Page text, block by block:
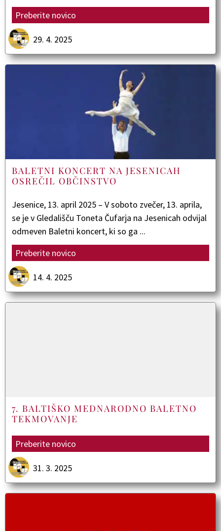
Preberite novico
29. 4. 2025
BALETNI KONCERT NA JESENICAH
OSREČIL OBČINSTVO
Jesenice, 13. april 2025 – V soboto zvečer, 13. aprila,
se je v Gledališču Toneta Čufarja na Jesenicah odvijal
odmeven Baletni koncert, ki so ga ...
Preberite novico
14. 4. 2025
7. BALTIŠKO MEDNARODNO BALETNO
TEKMOVANJE
Preberite novico
31. 3. 2025